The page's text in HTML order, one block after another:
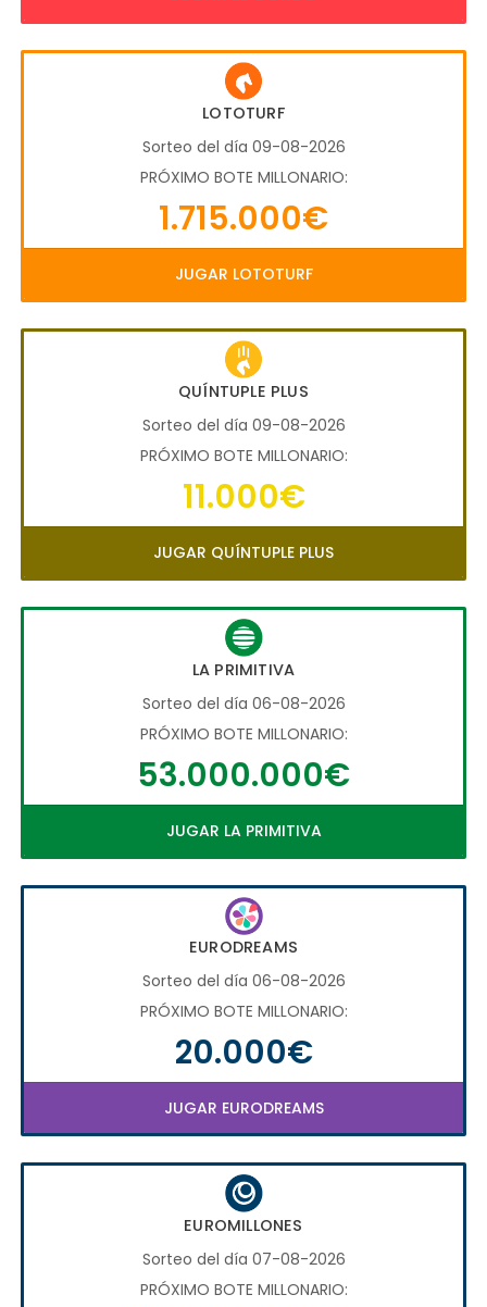
LOTOTURF
Sorteo del día 09-08-2026
PRÓXIMO BOTE MILLONARIO:
1.715.000€
JUGAR LOTOTURF
QUÍNTUPLE PLUS
Sorteo del día 09-08-2026
PRÓXIMO BOTE MILLONARIO:
11.000€
JUGAR QUÍNTUPLE PLUS
LA PRIMITIVA
Sorteo del día 06-08-2026
PRÓXIMO BOTE MILLONARIO:
53.000.000€
JUGAR LA PRIMITIVA
EURODREAMS
Sorteo del día 06-08-2026
PRÓXIMO BOTE MILLONARIO:
20.000€
JUGAR EURODREAMS
EUROMILLONES
Sorteo del día 07-08-2026
PRÓXIMO BOTE MILLONARIO: